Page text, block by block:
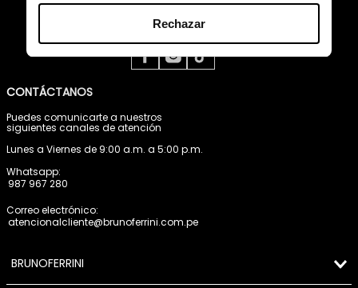
Rechazar
CONTÁCTANOS
Puedes comunicarte a nuestros
siguientes canales de atención
Lunes a Viernes de 9:00 a.m. a 5:00 p.m.
Whatsapp:
987 967 280
Correo electrónico:
atencionalcliente@brunoferrini.com.pe
BRUNOFERRINI